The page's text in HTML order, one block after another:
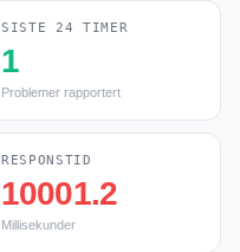
SISTE 24 TIMER
1
Problemer rapportert
RESPONSTID
10001.2
Millisekunder